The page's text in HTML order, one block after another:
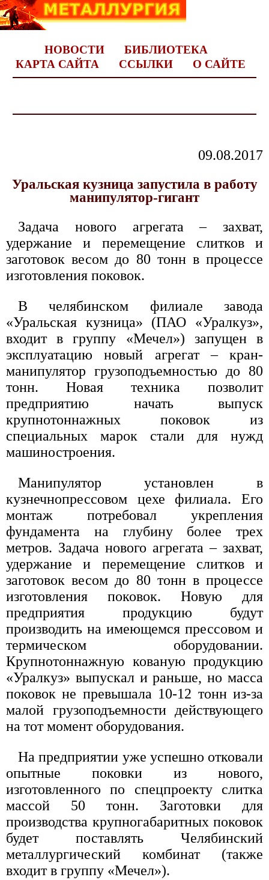
НОВОСТИ
БИБЛИОТЕКА
КАРТА САЙТА
ССЫЛКИ О САЙТЕ
09.08.2017
Уральская кузница запустила в работу
манипулятор-гигант
Задача нового агрегата – захват,
удержание и перемещение слитков и
заготовок весом до 80 тонн в процессе
изготовления поковок.
В челябинском филиале завода
«Уральская кузница» (ПАО «Уралкуз»,
входит в группу «Мечел») запущен в
эксплуатацию новый агрегат – кран-
манипулятор грузоподъемностью до 80
тонн. Новая техника позволит
предприятию начать выпуск
крупнотоннажных поковок из
специальных марок стали для нужд
машиностроения.
Манипулятор установлен в
кузнечнопрессовом цехе филиала. Его
монтаж потребовал укрепления
фундамента на глубину более трех
метров. Задача нового агрегата – захват,
удержание и перемещение слитков и
заготовок весом до 80 тонн в процессе
изготовления поковок. Новую для
предприятия продукцию будут
производить на имеющемся прессовом и
термическом оборудовании.
Крупнотоннажную кованую продукцию
«Уралкуз» выпускал и раньше, но масса
поковок не превышала 10-12 тонн из-за
малой грузоподъемности действующего
на тот момент оборудования.
На предприятии уже успешно отковали
опытные поковки из нового,
изготовленного по спецпроекту слитка
массой 50 тонн. Заготовки для
производства крупногабаритных поковок
будет поставлять Челябинский
металлургический комбинат (также
входит в группу «Мечел»).